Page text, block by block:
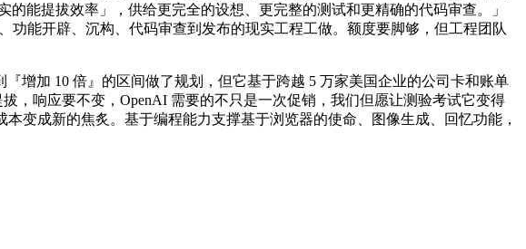
能提拔效率」，供给更完全的设想、更完整的测试和更精确的代码审查。」
能开辟、沉构、代码审查到发布的现实工程工做。额度要脚够，但工程团队
增加 10 倍』的区间做了规划，但它基于跨越 5 万家美国企业的公司卡和账单
，响应要不变，OpenAI 需要的不只是一次促销，我们但愿让测验考试它变得
变成新的焦炙。基于编程能力支撑基于浏览器的使命、图像生成、回忆功能，